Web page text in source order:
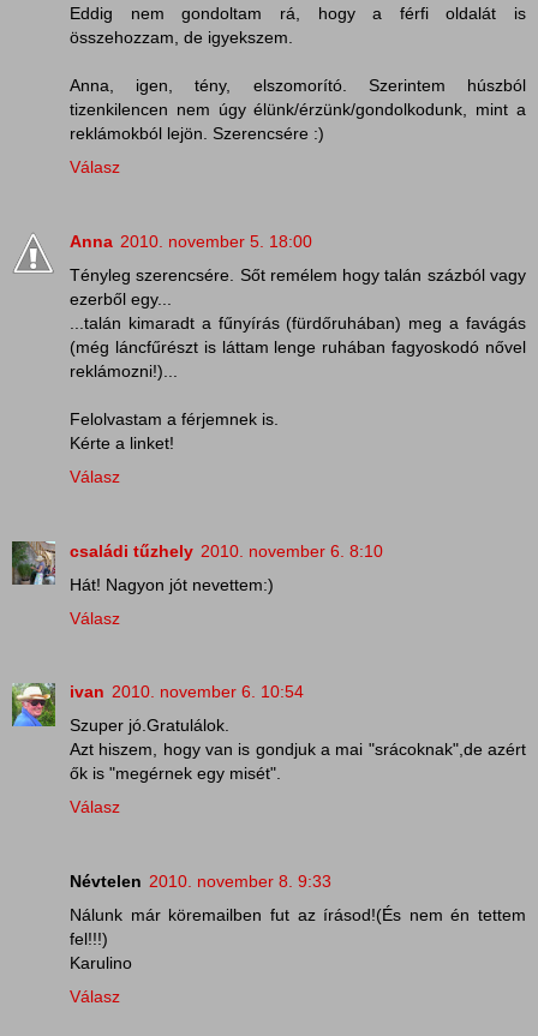
Eddig nem gondoltam rá, hogy a férfi oldalát is
összehozzam, de igyekszem.
Anna, igen, tény, elszomorító. Szerintem húszból
tizenkilencen nem úgy élünk/érzünk/gondolkodunk, mint a
reklámokból lejön. Szerencsére :)
Válasz
Anna 2010. november 5. 18:00
Tényleg szerencsére. Sőt remélem hogy talán százból vagy
ezerből egy...
...talán kimaradt a fűnyírás (fürdőruhában) meg a favágás
(még láncfűrészt is láttam lenge ruhában fagyoskodó nővel
reklámozni!)...
Felolvastam a férjemnek is.
Kérte a linket!
Válasz
családi tűzhely 2010. november 6. 8:10
Hát! Nagyon jót nevettem:)
Válasz
ivan 2010. november 6. 10:54
Szuper jó.Gratulálok.
Azt hiszem, hogy van is gondjuk a mai "srácoknak",de azért
ők is "megérnek egy misét".
Válasz
Névtelen 2010. november 8. 9:33
Nálunk már köremailben fut az írásod!(És nem én tettem
fel!!!)
Karulino
Válasz